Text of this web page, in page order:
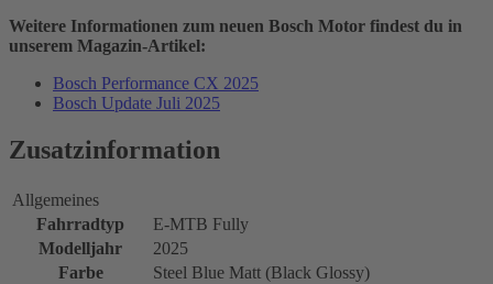
Weitere Informationen zum neuen Bosch Motor findest du in
unserem Magazin-Artikel:
Bosch Performance CX 2025
Bosch Update Juli 2025
Zusatzinformation
Allgemeines
Fahrradtyp
E-MTB Fully
Modelljahr
2025
Farbe
Steel Blue Matt (Black Glossy)